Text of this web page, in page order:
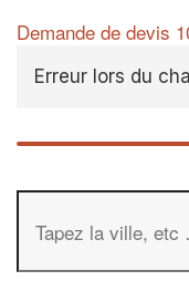
Demande de devis
Erreur lors du